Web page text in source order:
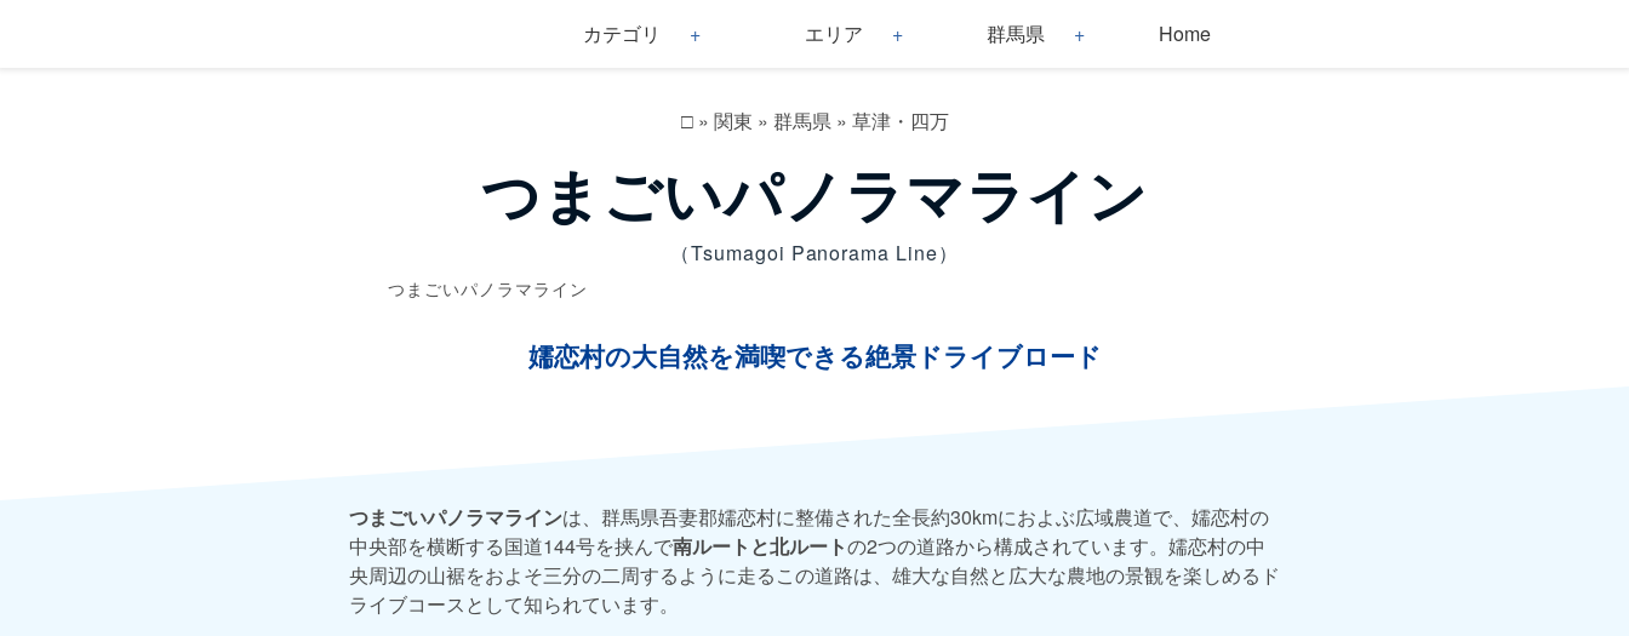
カテゴリ エリア 群馬県 Home
□» 関東 » 群馬県» 草津・四万
つまごいパノラマライン
（Tsumagoi Panorama Line）
つまごいパノラマライン
嬬恋村の大自然を満喫できる絶景ドライブロード
つまごいパノラマラインは、群馬県吾妻郡嬬恋村に整備された全長約30kmにおよぶ広域農道で、嬬恋村の
中央部を横断する国道144号を挟んで南ルートと北ルートの2つの道路から構成されています。嬬恋村の中
央周辺の山裾をおよそ三分の二周するように走るこの道路は、雄大な自然と広大な農地の景観を楽しめるド
ライブコースとして知られています。